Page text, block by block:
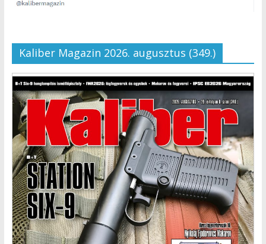
Kaliber Magazin 2026. augusztus (349.)